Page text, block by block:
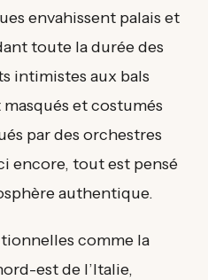
envahissent palais et
toute la durée des
intimistes aux bals
et costumés
par des orchestres
encore, tout est pensé
authentique.
comme la
est de l’Italie,